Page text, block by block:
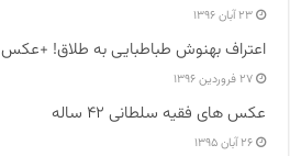
۲۳ آبان ۱۳۹۶
اعتراف بهنوش طباطبایی به طلاق! +عکس
۲۷ فروردین ۱۳۹۶
عکس های فقیه سلطانی ۴۲ ساله
۲۶ آبان ۱۳۹۵